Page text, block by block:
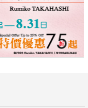
慣，她（駕）御
見物擬象，却也知
傳統的表演藝術，務